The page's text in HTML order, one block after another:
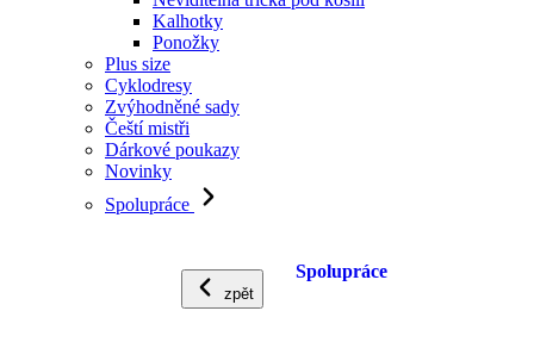
Kalhotky
Ponožky
Plus size
Cyklodresy
Zvýhodněné sady
Čeští mistři
Dárkové poukazy
Novinky
Spolupráce
zpět
Spolupráce